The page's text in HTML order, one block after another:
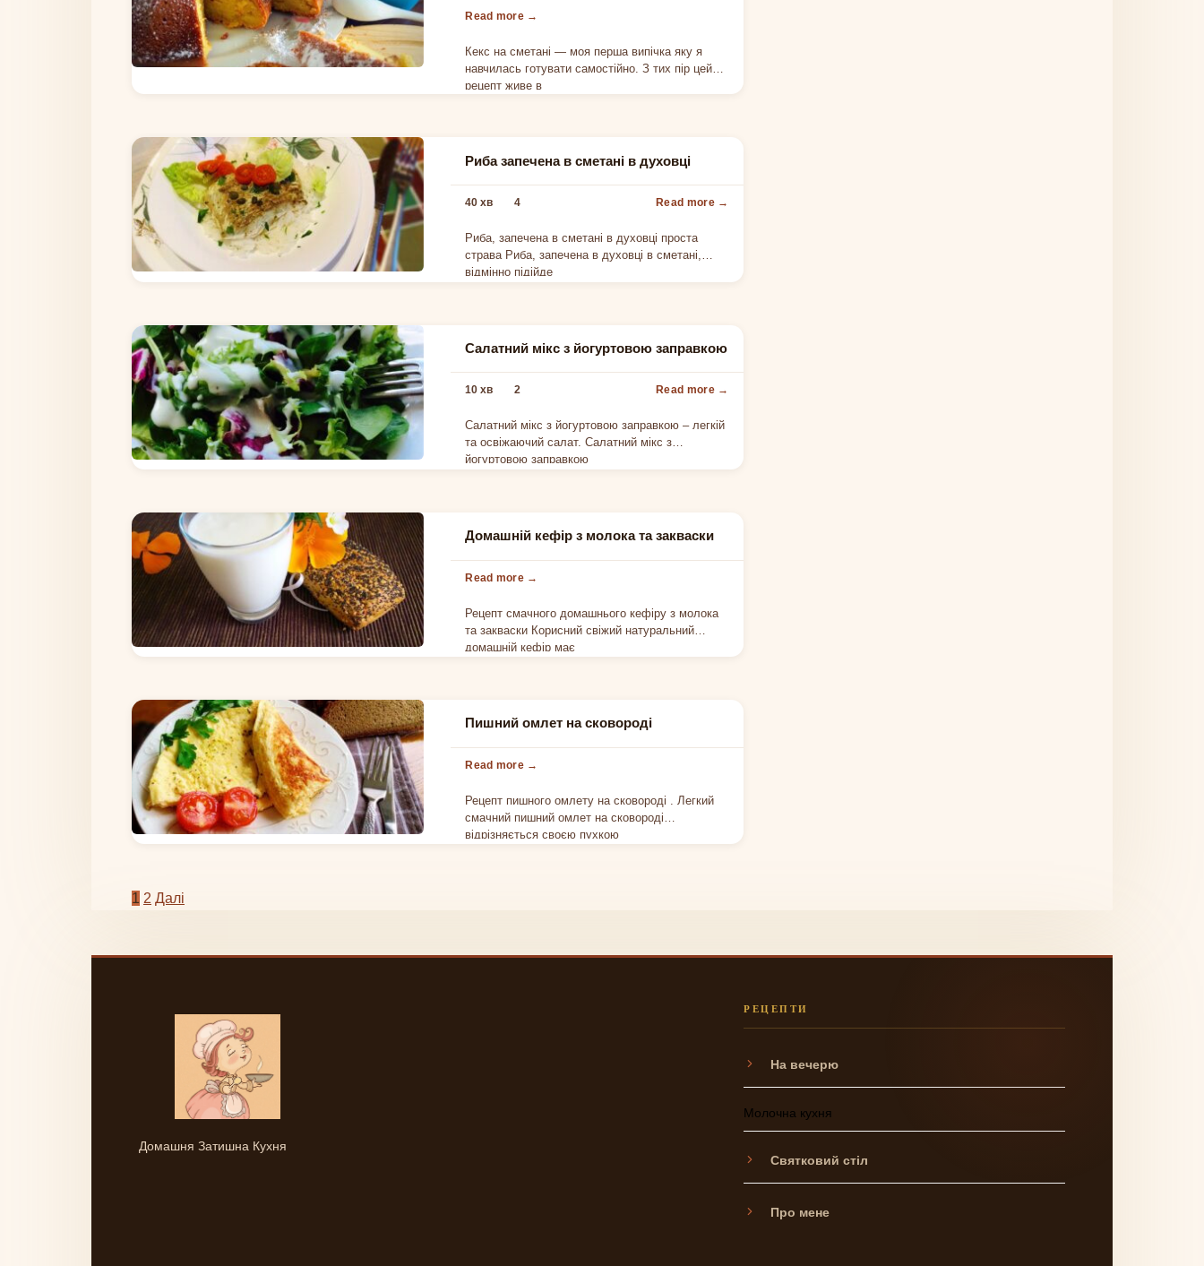
КЕКСИ І МАФІНИ
Кекс на сметані — моя перша випічка яку я
навчилась готувати самостійно. З тих пір цей
рецепт живе в
Риба запечена в сметані в духовці
40 хв 4
Риба, запечена в сметані в духовці проста
страва Риба, запечена в духовці в сметані,
відмінно підійде
Салатний мікс з йогуртовою заправкою
10 хв 2
Салатний мікс з йогуртовою заправкою – легкій
та освіжаючий салат. Салатний мікс з
йогуртовою заправкою
Домашній кефір з молока та закваски
Рецепт смачного домашнього кефіру з молока
та закваски Корисний свіжий натуральний
домашній кефір має
Пишний омлет на сковороді
Рецепт пишного омлету на сковороді . Легкий
смачний пишний омлет на сковороді
відрізняється своєю пухкою
Пагінація
1 2 Далі
Домашня Затишна Кухня
РЕЦЕПТИ
На вечерю
Молочна кухня
Святковий стіл
Про мене